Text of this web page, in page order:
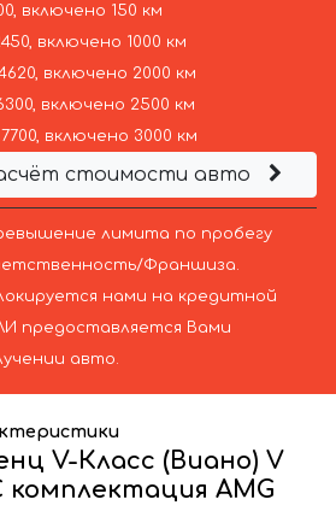
включено 150 км
включено 1000 км
включено 2000 км
включено 2500 км
включено 3000 км
стоимости авто
лимита по пробегу
Франшиза.
нами на кредитной
предоставляется Вами
авто.
V-Класс (Виано) V
комплектация AMG